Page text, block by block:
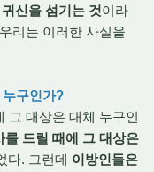
신을 섬기는 것이라
리는 이러한 사실을
구인가?
그 대상은 대체 누구인
를 드릴 때에 그 대상은
다. 그런데 이방인들은